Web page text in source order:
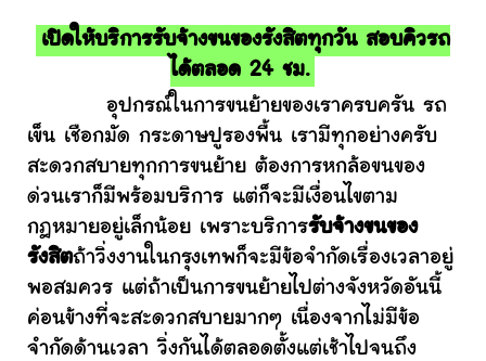
เปิดให้บริการรับจ้างขนของรังสิตทุกวัน สอบคิวรถ
ได้ตลอด 24 ชม.
อุปกรณ์ในการขนย้ายของเราครบครัน รถ
เข็น เชือกมัด กระดาษปูรองพื้น เรามีทุกอย่างครับ
สะดวกสบายทุกการขนย้าย ต้องการหกล้อขนของ
ด่วนเราก็มีพร้อมบริการ แต่ก็จะมีเงื่อนไขตาม
กฎหมายอยู่เล็กน้อย เพราะบริการรับจ้างขนของ
รังสิตถ้าวิ่งงานในกรุงเทพก็จะมีข้อจำกัดเรื่องเวลาอยู่
พอสมควร แต่ถ้าเป็นการขนย้ายไปต่างจังหวัดอันนี้
ค่อนข้างที่จะสะดวกสบายมากๆ เนื่องจากไม่มีข้อ
จำกัดด้านเวลา วิ่งกันได้ตลอดตั้งแต่เช้าไปจนถึง